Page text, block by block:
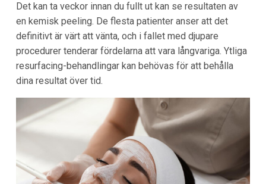
Det kan ta veckor innan du fullt ut kan se resultaten av
en kemisk peeling. De flesta patienter anser att det
definitivt är värt att vänta, och i fallet med djupare
procedurer tenderar fördelarna att vara långvariga. Ytliga
resurfacing-behandlingar kan behövas för att behålla
dina resultat över tid.